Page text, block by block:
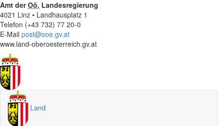
Amt derOö. Landesregierung
4021 Linz • Landhausplatz 1
Telefon (+43 732) 77 20-0
E-Mail post@ooe.gv.at
www.land-oberoesterreich.gv.at
Land